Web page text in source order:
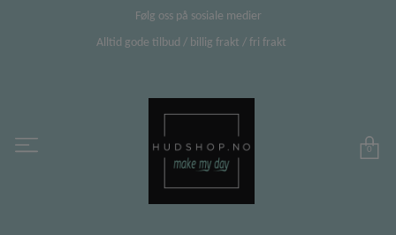
Følg oss på sosiale medier
Alltid gode tilbud / billig frakt / fri frakt
0